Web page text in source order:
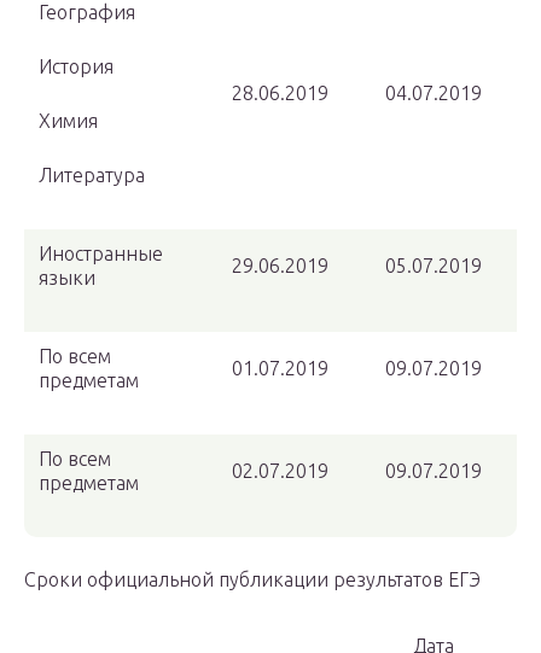
География
История
Химия
Литература
28.06.2019 04.07.2019
Иностранные
языки
29.06.2019 05.07.2019
По всем
предметам
01.07.2019 09.07.2019
По всем
предметам
02.07.2019 09.07.2019
Сроки официальной публикации результатов ЕГЭ
Дата